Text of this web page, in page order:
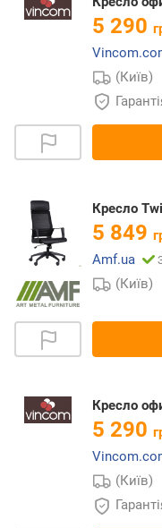
5 290
(Київ)
Кресло
5 849
Amf.ua
(Київ)
Кресло
5 290
(Київ)